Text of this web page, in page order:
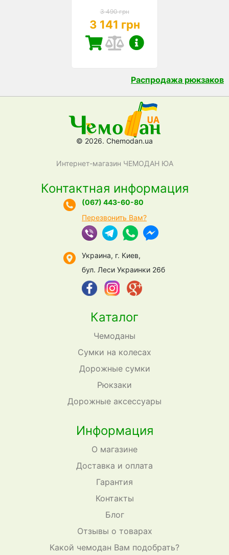
3 490 грн
3 141 грн
Распродажа рюкзаков
© 2026. Chemodan.ua
Интернет-магазин ЧЕМОДАН ЮА
Каталог
Чемоданы
Сумки на колесах
Дорожные сумки
Рюкзаки
Дорожные аксессуары
Информация
О магазине
Доставка и оплата
Гарантия
Контакты
Блог
Отзывы о товарах
Какой чемодан Вам подобрать?
Контактная информация
(067) 443-60-80
Перезвонить Вам?
Украина, г. Киев,
бул. Леси Украинки 26б